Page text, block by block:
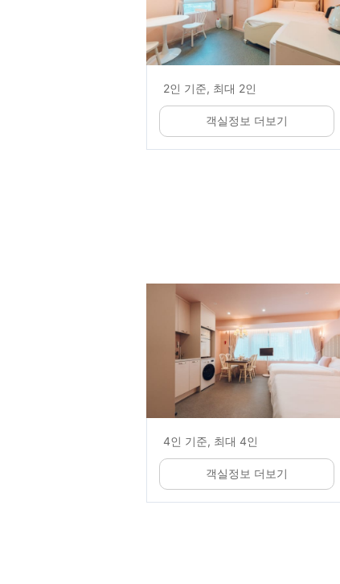
2인 기준, 최대 2인
객실정보 더보기
4인 기준, 최대 4인
객실정보 더보기